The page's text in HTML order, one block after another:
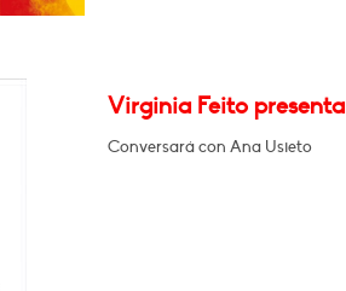
Virginia Feito presenta
Conversará con Ana Usieto